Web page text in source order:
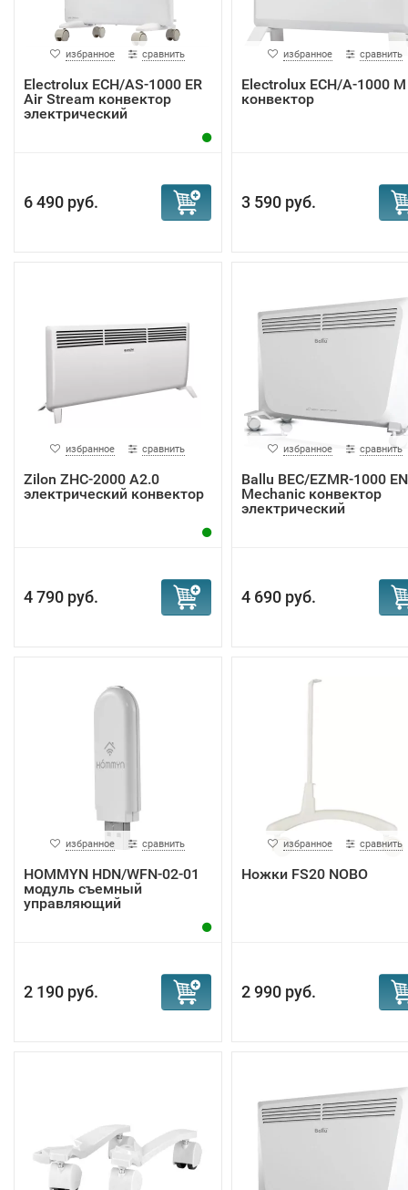
избранное сравнить
Electrolux ECH/AS-1000 ER
Air Stream конвектор
электрический
6 490 руб.
избранное сравнить
Electrolux ECH/A-1000 M
конвектор
3 590 руб.
избранное сравнить
Zilon ZHC-2000 А2.0
электрический конвектор
4 790 руб.
избранное сравнить
Ballu BEC/EZMR-1000
Mechanic конвектор
электрический
4 690 руб.
избранное сравнить
HOMMYN HDN/WFN-02-01
модуль съемный
управляющий
2 190 руб.
избранное сравнить
Ножки FS20 NOBO
2 990 руб.